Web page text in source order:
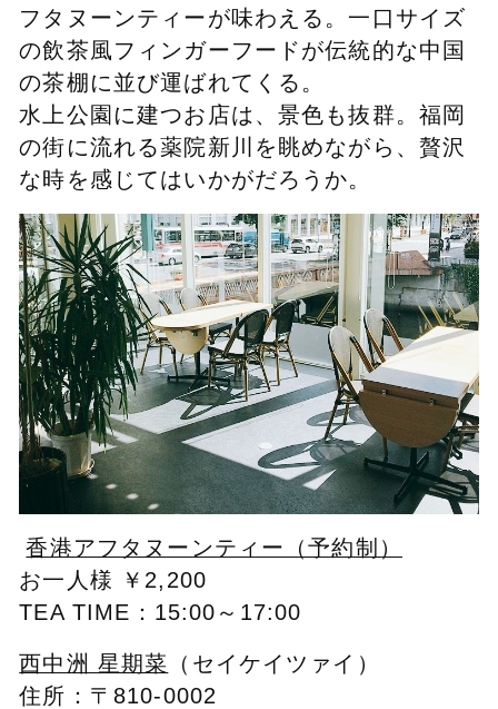
フタヌーンティーが味わえる。一口サイズ
の飲茶風フィンガーフードが伝統的な中国
の茶棚に並び運ばれてくる。
水上公園に建つお店は、景色も抜群。福岡
の街に流れる薬院新川を眺めながら、贅沢
な時を感じてはいかがだろうか。
香港アフタヌーンティー（予約制）
お一人様 ￥2,200
TEA TIME：15:00～17:00
西中洲 星期菜
（セイケイツァイ）
住所：〒810-0002